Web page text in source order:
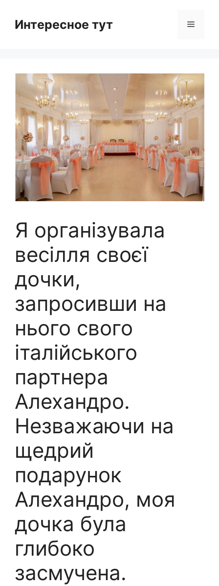
contentИнтересное тут Menu
Я організувала
весілля своєї
дочки,
запросивши на
нього свого
італійського
партнера
Алехандро.
Незважаючи на
щедрий
подарунок
Алехандро, моя
дочка була
глибоко
засмучена.